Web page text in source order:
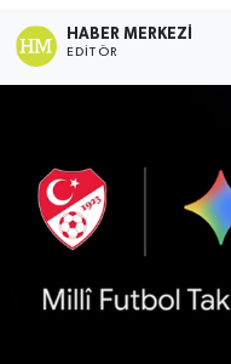
HABER MERKEZI
EDITÖR